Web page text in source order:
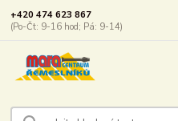
+420 474 623 867
(Po-Čt: 9-16 hod; Pá: 9-14)